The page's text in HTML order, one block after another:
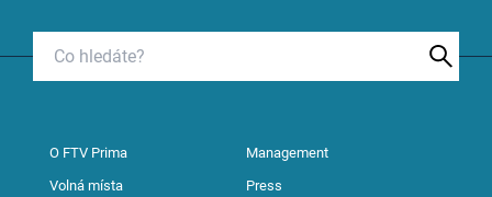
O FTV Prima Management
Volná místa Press